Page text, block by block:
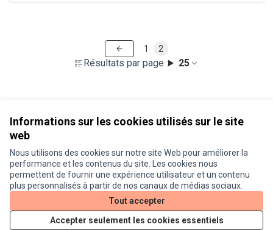
Informations sur les cookies utilisés sur le site
web
Nous utilisons des cookies sur notre site Web pour améliorer la
performance et les contenus du site. Les cookies nous
permettent de fournir une expérience utilisateur et un contenu
plus personnalisés à partir de nos canaux de médias sociaux.
Tout accepter
Accepter seulement les cookies essentiels
Résultats par page : 25
1 2
Conditions d'utilisation
Paramètres des cookies
Je participe ! sur X
(Lien externe)
Je participe ! sur Facebook
Je participe ! sur Instagram